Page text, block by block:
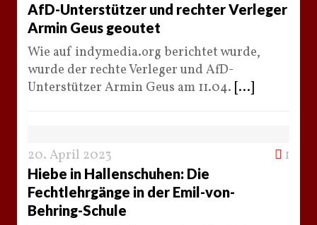
AfD-Unterstützer und rechter Verleger
Armin Geus geoutet
Wie auf indymedia.org berichtet wurde,
wurde der rechte Verleger und AfD-
Unterstützer Armin Geus am 11.04. [...]
20. April 2023 1
Hiebe in Hallenschuhen: Die
Fechtlehrgänge in der Emil-von-
Behring-Schule